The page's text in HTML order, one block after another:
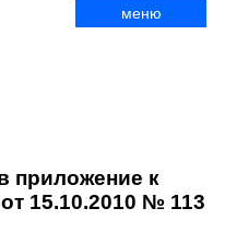
меню
приложение к
15.10.2010 № 113